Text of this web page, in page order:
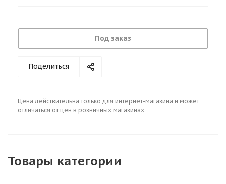
Под заказ
Поделиться
Цена действительна только для интернет-магазина и может
отличаться от цен в розничных магазинах
Товары категории